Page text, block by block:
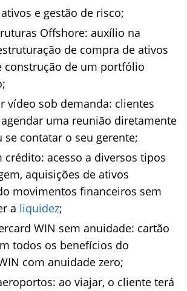
e gestão de risco;
Offshore: auxílio na
de compra de ativos
construção de um portfólio
vídeo sob demanda: clientes
uma reunião diretamente
se contatar o seu gerente;
crédito: acesso a diversos tipos
aquisições de ativos
movimentos financeiros sem
a liquidez;
WIN sem anuidade: cartão
todos os benefícios do
com anuidade zero;
ao viajar, o cliente terá